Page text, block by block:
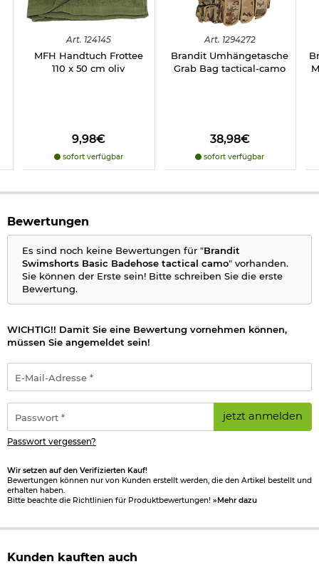
Marke: Brandit
Art. 124145
MFH Handtuch Frottee
110 x 50 cm oliv
9,98€
sofort verfügbar
Art. 1294272
Brandit Umhängetasche
Grab Bag tactical-camo
38,98€
sofort verfügbar
Bewertungen
Es sind noch keine Bewertungen für "Brandit
Swimshorts Basic Badehose tactical camo" vorhanden.
Sie können der Erste sein! Bitte schreiben Sie die erste
Bewertung.
WICHTIG!! Damit Sie eine Bewertung vornehmen können,
müssen Sie angemeldet sein!
Mail-
Adresse
*
jetzt anmelden
Passwort vergessen?
Wir setzen auf den Verifizierten Kauf!
Bewertungen können nur von Kunden erstellt werden, die den Artikel bestellt und
erhalten haben.
Bitte beachte die Richtlinien für Produktbewertungen! »Mehr dazu
Kunden kauften auch